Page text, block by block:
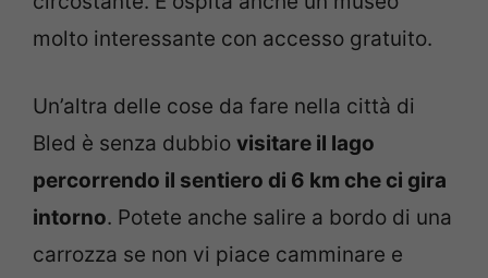
molto interessante con accesso gratuito.
Un’altra delle cose da fare nella città di
Bled è senza dubbio visitare il lago
percorrendo il sentiero di 6 km che ci gira
intorno. Potete anche salire a bordo di una
carrozza se non vi piace camminare e